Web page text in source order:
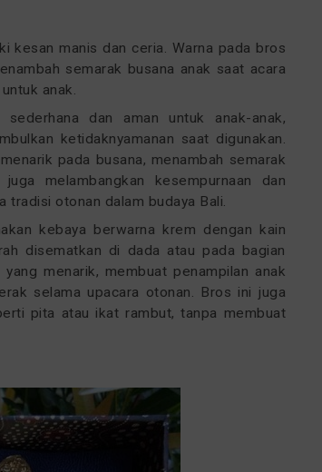
kesan manis dan ceria. Warna pada bros
semarak busana anak saat acara
anak.
dan aman untuk anak-anak,
ketidaknyamanan saat digunakan.
pada busana, menambah semarak
melambangkan kesempurnaan dan
tradisi otonan dalam budaya Bali.
kebaya berwarna krem dengan kain
disematkan di dada atau pada bagian
menarik, membuat penampilan anak
selama upacara otonan. Bros ini juga
pita atau ikat rambut, tanpa membuat